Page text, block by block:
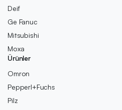
Deif
Ge Fanuc
Mitsubishi
Moxa
Ürünler
Omron
Pepperl+Fuchs
Pilz